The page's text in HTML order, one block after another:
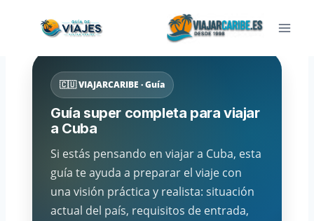
🇨🇺 VIAJARCARIBE · Guía
Guía super completa para viajar
a Cuba
Si estás pensando en viajar a Cuba, esta
guía te ayuda a preparar el viaje con
una visión práctica y realista: situación
actual del país, requisitos de entrada,